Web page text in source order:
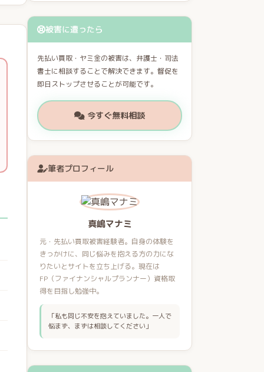
被害に遭ったら
先払い買取・ヤミ金の被害は、弁護士・司法
書士に相談することで解決できます。督促を
即日ストップさせることが可能です。
今すぐ無料相談
筆者プロフィール
真嶋マナミ
元・先払い買取被害経験者。自身の体験を
きっかけに、同じ悩みを抱える方の力にな
りたいとサイトを立ち上げる。現在は
FP（ファイナンシャルプランナー）資格取
得を目指し勉強中。
「私も同じ不安を抱えていました。一人で
悩まず、まずは相談してください」